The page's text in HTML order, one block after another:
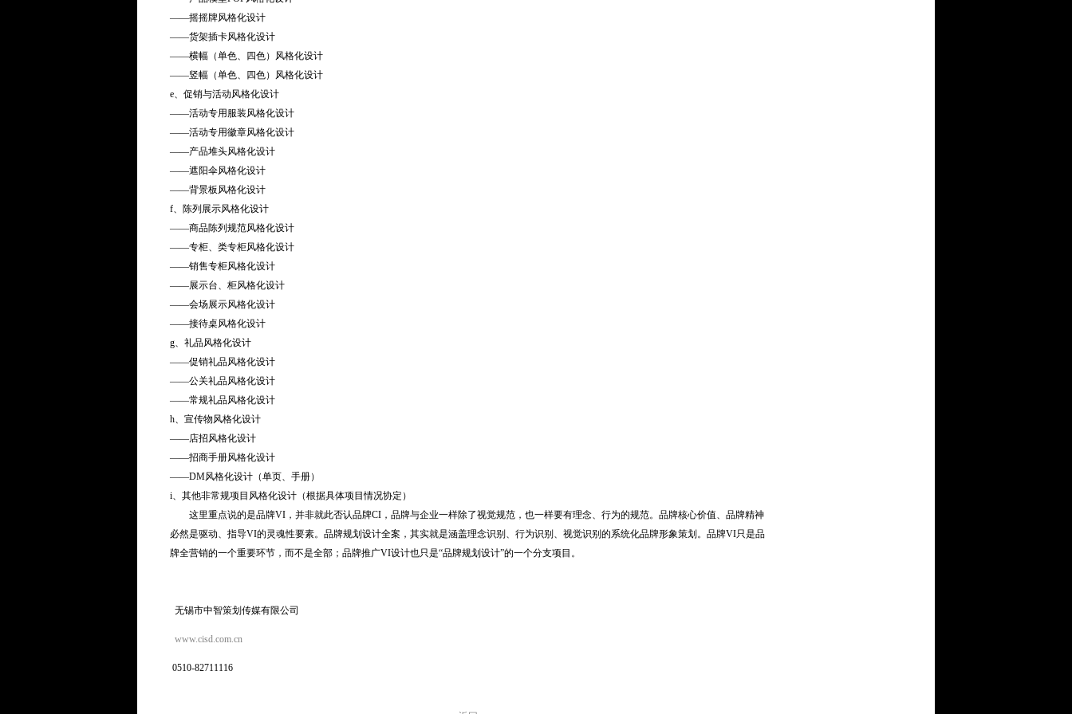
——摇摇牌风格化设计
——货架插卡风格化设计
——横幅（单色、四色）风格化设计
——竖幅（单色、四色）风格化设计
e、促销与活动风格化设计
——活动专用服装风格化设计
——活动专用徽章风格化设计
——产品堆头风格化设计
——遮阳伞风格化设计
——背景板风格化设计
f、陈列展示风格化设计
——商品陈列规范风格化设计
——专柜、类专柜风格化设计
——销售专柜风格化设计
——展示台、柜风格化设计
——会场展示风格化设计
——接待桌风格化设计
g、礼品风格化设计
——促销礼品风格化设计
——公关礼品风格化设计
——常规礼品风格化设计
h、宣传物风格化设计
——店招风格化设计
——招商手册风格化设计
——DM风格化设计（单页、手册）
i、其他非常规项目风格化设计（根据具体项目情况协定）
这里重点说的是品牌VI，并非就此否认品牌CI，品牌与企业一样除了视觉规范，也一样要有理念、行为的规范。品牌核心价值、品牌精神
必然是驱动、指导VI的灵魂性要素。品牌规划设计全案，其实就是涵盖理念识别、行为识别、视觉识别的系统化品牌形象策划。品牌VI只是品
牌全营销的一个重要环节，而不是全部；品牌推广VI设计也只是“品牌规划设计”的一个分支项目。
无锡市中智策划传媒有限公司
www.cisd.com.cn
0510-82711116